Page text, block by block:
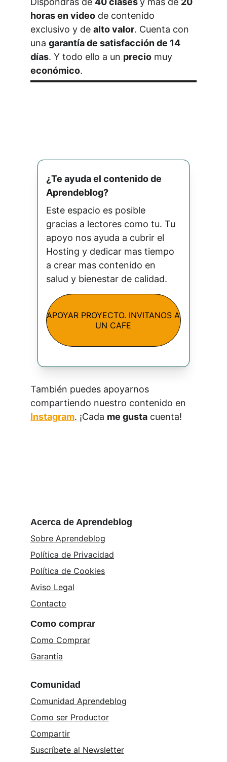
horas en video de contenido
exclusivo y de alto valor. Cuenta con
una garantía de satisfacción de 14
días. Y todo ello a un precio muy
económico.
Acerca de Aprendeblog
Sobre Aprendeblog
Política de Privacidad
Política de Cookies
Aviso Legal
Contacto
Como comprar
Como Comprar
Garantía
Comunidad
Comunidad Aprendeblog
Como ser Productor
Compartir
Suscríbete al Newsletter
¿Te ayuda el contenido de
Aprendeblog?
Este espacio es posible
gracias a lectores como tu. Tu
apoyo nos ayuda a cubrir el
Hosting y dedicar mas tiempo
a crear mas contenido en
salud y bienestar de calidad.
También puedes apoyarnos
compartiendo nuestro contenido en
Instagram. ¡Cada me gusta cuenta!
APOYAR PROYECTO. INVITANOS A
UN CAFE